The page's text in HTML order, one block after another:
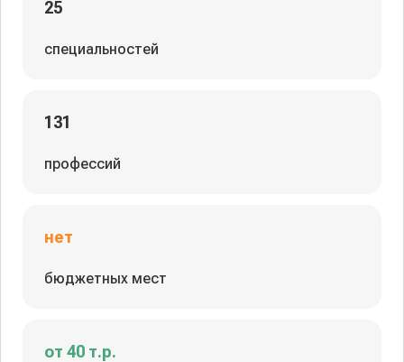
25
специальностей
131
профессий
нет
бюджетных мест
от 40 т.р.